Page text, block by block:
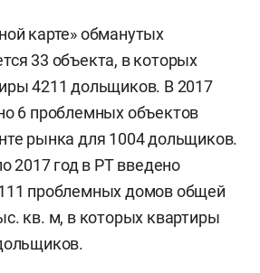
карте» обманутых
33 объекта, в которых
4211 дольщиков. В 2017
6 проблемных объектов
рынка для 1004 дольщиков.
2017 год в РТ введено
проблемных домов общей
кв. м, в которых квартиры